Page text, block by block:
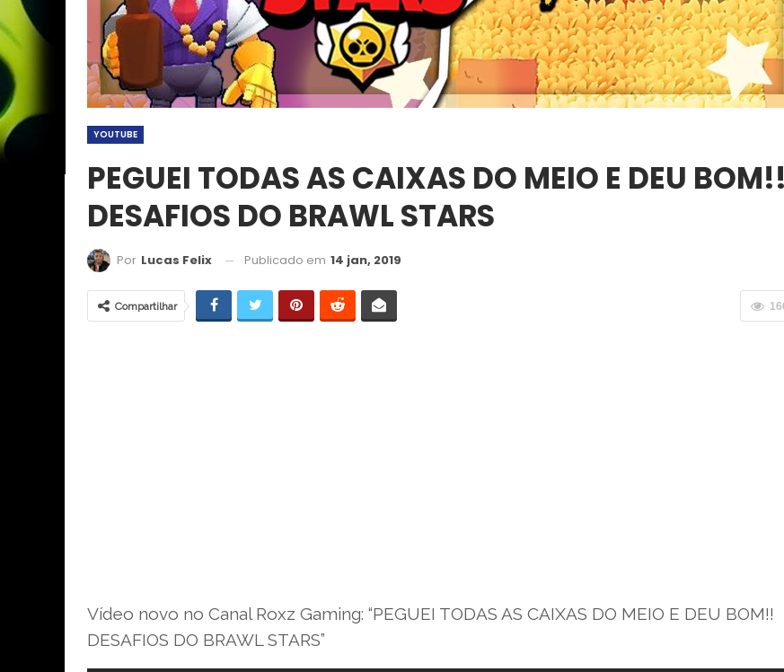
YOUTUBE
PEGUEI TODAS AS CAIXAS DO MEIO E DEU BOM!!
DESAFIOS DO BRAWL STARS
Por Lucas Felix Publicado em 14 jan, 2019
Compartilhar
Vídeo novo no Canal Roxz Gaming: “PEGUEI TODAS AS CAIXAS DO MEIO E DEU BOM!!
DESAFIOS DO BRAWL STARS”